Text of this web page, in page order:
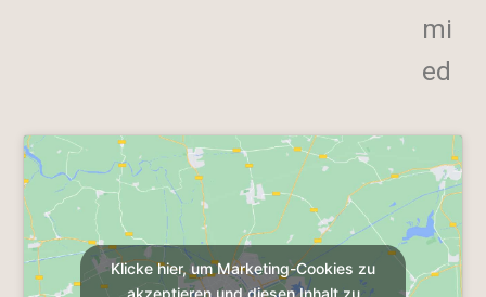
mi
ed
Klicke hier, um Marketing-Cookies zu
akzeptieren und diesen Inhalt zu